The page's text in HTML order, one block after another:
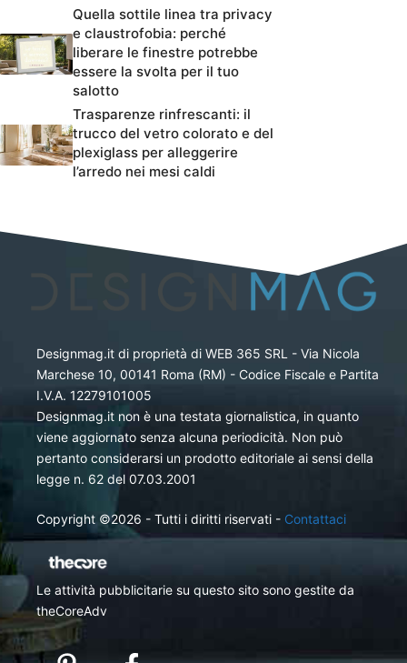
Quella sottile linea tra privacy
e claustrofobia: perché
liberare le finestre potrebbe
essere la svolta per il tuo
salotto
Trasparenze rinfrescanti: il
trucco del vetro colorato e del
plexiglass per alleggerire
l’arredo nei mesi caldi
Designmag.it di proprietà di WEB 365 SRL - Via Nicola
Marchese 10, 00141 Roma (RM) - Codice Fiscale e Partita
I.V.A. 12279101005
Designmag.it non è una testata giornalistica, in quanto
viene aggiornato senza alcuna periodicità. Non può
pertanto considerarsi un prodotto editoriale ai sensi della
legge n. 62 del 07.03.2001
Copyright ©2026 - Tutti i diritti riservati - Contattaci
Le attività pubblicitarie su questo sito sono gestite da
theCoreAdv